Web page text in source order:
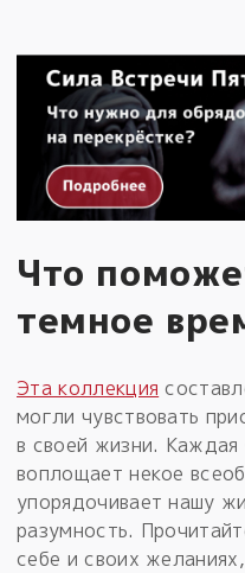
Что
темное
Эта коллекция
могли чувствовать
в своей жизни.
воплощает некое
упорядочивает нашу
разумность.
себе и своих